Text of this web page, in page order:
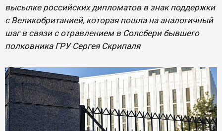
высылке российских дипломатов в знак поддержки
с Великобританией, которая пошла на аналогичный
шаг в связи с отравлением в Солсбери бывшего
полковника ГРУ Сергея Скрипаля